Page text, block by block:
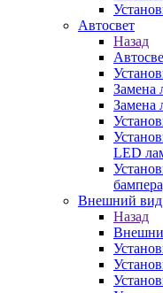
Автосвет
Назад
Замена
Замена
LED
Внешний вид
Назад